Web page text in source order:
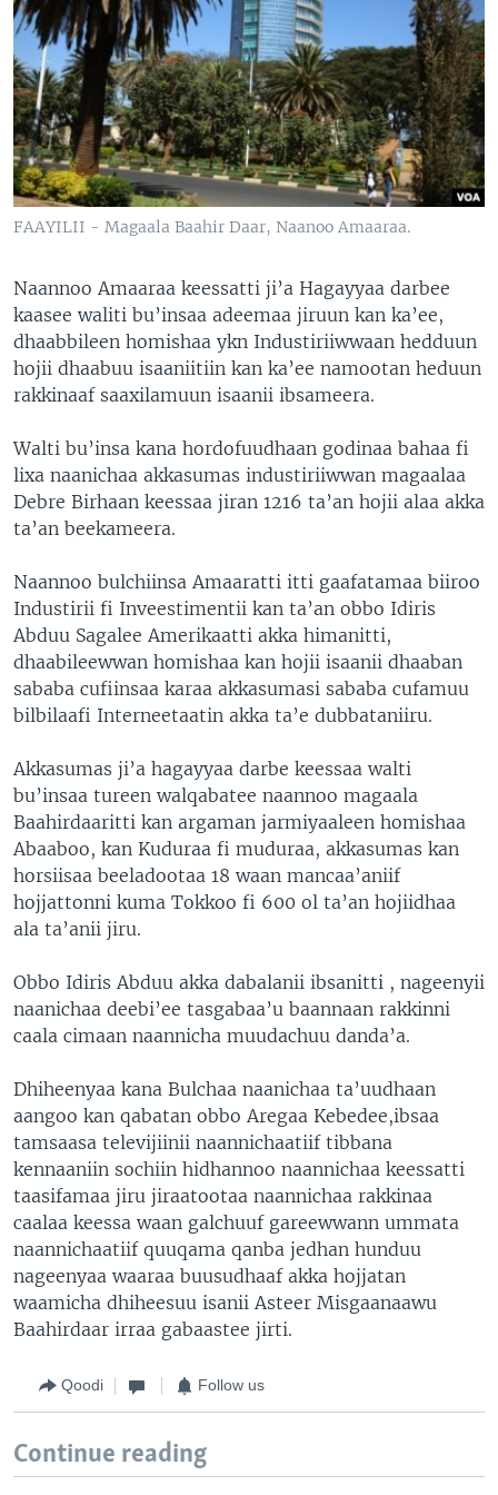
FAAYILII - Magaala Baahir Daar, Naanoo Amaaraa.
Naannoo Amaaraa keessatti ji’a Hagayyaa darbee
kaasee waliti bu’insaa adeemaa jiruun kan ka’ee,
dhaabbileen homishaa ykn Industiriiwwaan hedduun
hojii dhaabuu isaaniitiin kan ka’ee namootan heduun
rakkinaaf saaxilamuun isaanii ibsameera.
Walti bu’insa kana hordofuudhaan godinaa bahaa fi
lixa naanichaa akkasumas industiriiwwan magaalaa
Debre Birhaan keessaa jiran 1216 ta’an hojii alaa akka
ta’an beekameera.
Naannoo bulchiinsa Amaaratti itti gaafatamaa biiroo
Industirii fi Inveestimentii kan ta’an obbo Idiris
Abduu Sagalee Amerikaatti akka himanitti,
dhaabileewwan homishaa kan hojii isaanii dhaaban
sababa cufiinsaa karaa akkasumasi sababa cufamuu
bilbilaafi Interneetaatin akka ta’e dubbataniiru.
Akkasumas ji’a hagayyaa darbe keessaa walti
bu’insaa tureen walqabatee naannoo magaala
Baahirdaaritti kan argaman jarmiyaaleen homishaa
Abaaboo, kan Kuduraa fi muduraa, akkasumas kan
horsiisaa beeladootaa 18 waan mancaa’aniif
hojjattonni kuma Tokkoo fi 600 ol ta’an hojiidhaa
ala ta’anii jiru.
Obbo Idiris Abduu akka dabalanii ibsanitti , nageenyii
naanichaa deebi’ee tasgabaa’u baannaan rakkinni
caala cimaan naannicha muudachuu danda’a.
Dhiheenyaa kana Bulchaa naanichaa ta’uudhaan
aangoo kan qabatan obbo Aregaa Kebedee,ibsaa
tamsaasa televijiinii naannichaatiif tibbana
kennaaniin sochiin hidhannoo naannichaa keessatti
taasifamaa jiru jiraatootaa naannichaa rakkinaa
caalaa keessa waan galchuuf gareewwann ummata
naannichaatiif quuqama qanba jedhan hunduu
nageenyaa waaraa buusudhaaf akka hojjatan
waamicha dhiheesuu isanii Asteer Misgaanaawu
Baahirdaar irraa gabaastee jirti.
Qoodi Follow us
Continue reading